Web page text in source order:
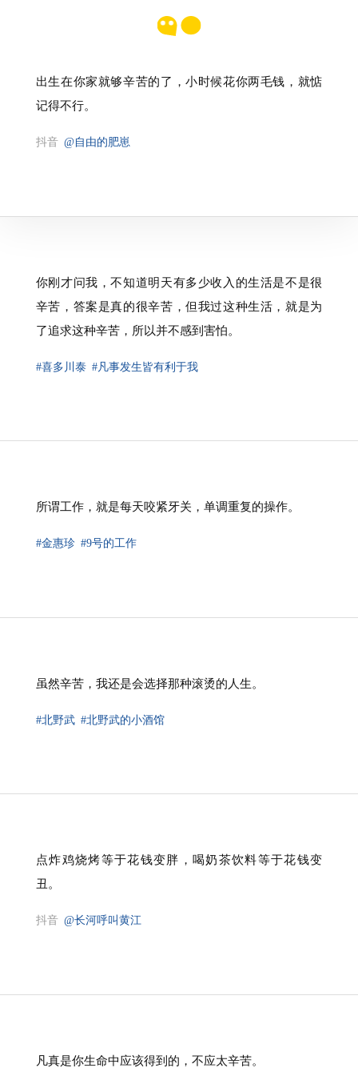
出生在你家就够辛苦的了，小时候花你两毛钱，就惦
记得不行。
抖音 @自由的肥崽
你刚才问我，不知道明天有多少收入的生活是不是很
辛苦，答案是真的很辛苦，但我过这种生活，就是为
了追求这种辛苦，所以并不感到害怕。
#喜多川泰 #凡事发生皆有利于我
所谓工作，就是每天咬紧牙关，单调重复的操作。
#金惠珍 #9号的工作
虽然辛苦，我还是会选择那种滚烫的人生。
#北野武 #北野武的小酒馆
点炸鸡烧烤等于花钱变胖，喝奶茶饮料等于花钱变
丑。
抖音 @长河呼叫黄江
凡真是你生命中应该得到的，不应太辛苦。